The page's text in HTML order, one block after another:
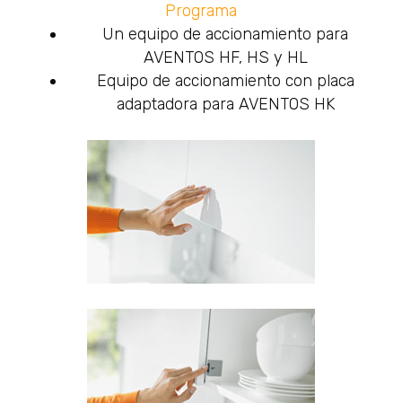
Programa
Un equipo de accionamiento para
AVENTOS HF, HS y HL
Equipo de accionamiento con placa
adaptadora para AVENTOS HK